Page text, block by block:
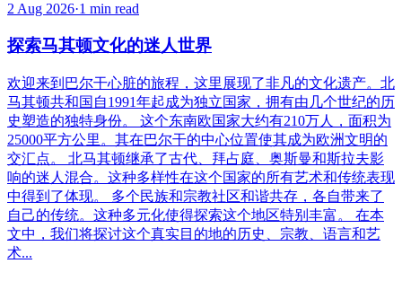
2 Aug 2026·1 min read
探索马其顿文化的迷人世界
欢迎来到巴尔干心脏的旅程，这里展现了非凡的文化遗产。北
马其顿共和国自1991年起成为独立国家，拥有由几个世纪的历
史塑造的独特身份。 这个东南欧国家大约有210万人，面积为
25000平方公里。其在巴尔干的中心位置使其成为欧洲文明的
交汇点。 北马其顿继承了古代、拜占庭、奥斯曼和斯拉夫影
响的迷人混合。这种多样性在这个国家的所有艺术和传统表现
中得到了体现。 多个民族和宗教社区和谐共存，各自带来了
自己的传统。这种多元化使得探索这个地区特别丰富。 在本
文中，我们将探讨这个真实目的地的历史、宗教、语言和艺
术...